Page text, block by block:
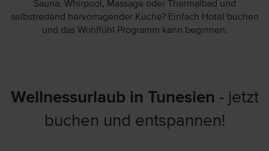
Sauna, Whirpool, Massage oder Thermalbad und
selbstredend hervorragender Küche? Einfach Hotel buchen
und das Wohlfühl Programm kann beginnen.
Wellnessurlaub in Tunesien - jetzt
buchen und entspannen!